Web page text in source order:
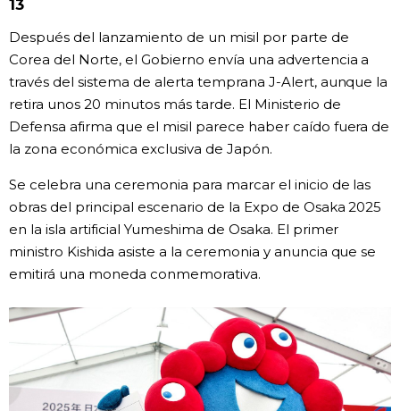
13
Después del lanzamiento de un misil por parte de
Corea del Norte, el Gobierno envía una advertencia a
través del sistema de alerta temprana J-Alert, aunque la
retira unos 20 minutos más tarde. El Ministerio de
Defensa afirma que el misil parece haber caído fuera de
la zona económica exclusiva de Japón.
Se celebra una ceremonia para marcar el inicio de las
obras del principal escenario de la Expo de Osaka 2025
en la isla artificial Yumeshima de Osaka. El primer
ministro Kishida asiste a la ceremonia y anuncia que se
emitirá una moneda conmemorativa.